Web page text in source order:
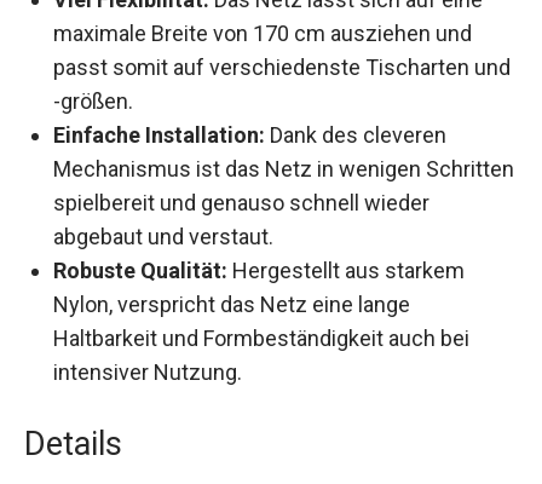
maximale Breite von 170 cm ausziehen und
passt somit auf verschiedenste Tischarten
und -größen.
Einfache Installation:
Mechanismus ist das Netz in wenigen
Schritten spielbereit und genauso schnell
wieder abgebaut und verstaut.
Robuste Qualität:Hergestellt aus starkem
Nylon, verspricht das Netz eine lange
Haltbarkeit und Formbeständigkeit auch bei
intensiver Nutzung.
Details